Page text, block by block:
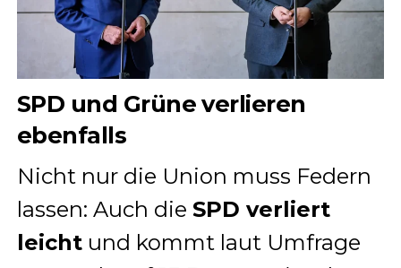
SPD und Grüne verlieren
ebenfalls
Nicht nur die Union muss Federn
lassen: Auch die SPD verliert
leichtund kommt laut Umfrage